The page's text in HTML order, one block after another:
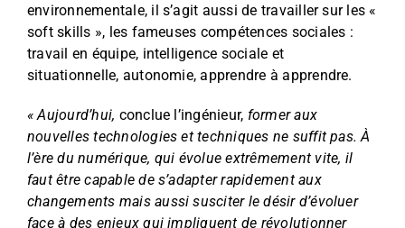
environnementale, il s’agit aussi de travailler sur les «
soft skills », les fameuses compétences sociales :
travail en équipe, intelligence sociale et
situationnelle, autonomie, apprendre à apprendre.
« Aujourd’hui, conclue l’ingénieur, former aux
nouvelles technologies et techniques ne suffit pas. À
l’ère du numérique, qui évolue extrêmement vite, il
faut être capable de s’adapter rapidement aux
changements mais aussi susciter le désir d’évoluer
face à des enjeux qui impliquent de révolutionner